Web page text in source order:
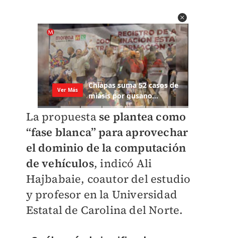
La propuesta se plantea como
“fase blanca” para aprovechar
el dominio de la computación
de vehículos, indicó Ali
Hajbabaie, coautor del estudio
y profesor en la Universidad
Estatal de Carolina del Norte.